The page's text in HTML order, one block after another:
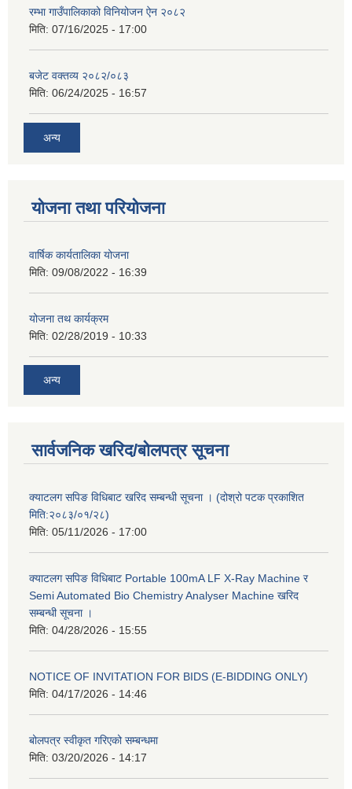
रम्भा गाउँपालिकाको विनियोजन ऐन २०८२
मिति: 07/16/2025 - 17:00
बजेट वक्तव्य २०८२/०८३
मिति: 06/24/2025 - 16:57
अन्य
योजना तथा परियोजना
वार्षिक कार्यतालिका योजना
मिति: 09/08/2022 - 16:39
योजना तथ कार्यक्रम
मिति: 02/28/2019 - 10:33
अन्य
सार्वजनिक खरिद/बोलपत्र सूचना
क्याटलग सपिङ विधिबाट खरिद सम्बन्धी सूचना । (दोश्रो पटक प्रकाशित
मिति:२०८३/०१/२८)
मिति: 05/11/2026 - 17:00
क्याटलग सपिङ विधिबाट Portable 100mA LF X-Ray Machine र
Semi Automated Bio Chemistry Analyser Machine खरिद
सम्बन्धी सूचना ।
मिति: 04/28/2026 - 15:55
NOTICE OF INVITATION FOR BIDS (E-BIDDING ONLY)
मिति: 04/17/2026 - 14:46
बोलपत्र स्वीकृत गरिएको सम्बन्धमा
मिति: 03/20/2026 - 14:17